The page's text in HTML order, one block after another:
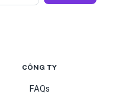
CÔNG TY
FAQs